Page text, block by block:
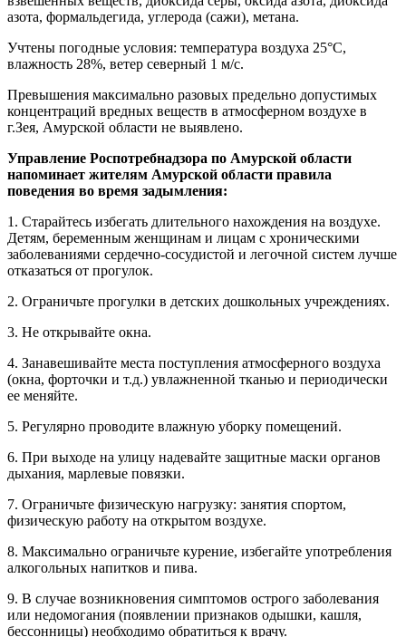
азота, формальдегида, углерода (сажи), метана.
Учтены погодные условия: температура воздуха 25°С,
влажность 28%, ветер северный 1 м/с.
Превышения максимально разовых предельно допустимых
концентраций вредных веществ в атмосферном воздухе в
г.Зея, Амурской области не выявлено.
Управление Роспотребнадзора по Амурской области
напоминает жителям Амурской области правила
поведения во время задымления:
1. Старайтесь избегать длительного нахождения на воздухе.
Детям, беременным женщинам и лицам с хроническими
заболеваниями сердечно-сосудистой и легочной систем лучше
отказаться от прогулок.
2. Ограничьте прогулки в детских дошкольных учреждениях.
3. Не открывайте окна.
4. Занавешивайте места поступления атмосферного воздуха
(окна, форточки и т.д.) увлажненной тканью и периодически
ее меняйте.
5. Регулярно проводите влажную уборку помещений.
6. При выходе на улицу надевайте защитные маски органов
дыхания, марлевые повязки.
7. Ограничьте физическую нагрузку: занятия спортом,
физическую работу на открытом воздухе.
8. Максимально ограничьте курение, избегайте употребления
алкогольных напитков и пива.
9. В случае возникновения симптомов острого заболевания
или недомогания (появлении признаков одышки, кашля,
бессонницы) необходимо обратиться к врачу.